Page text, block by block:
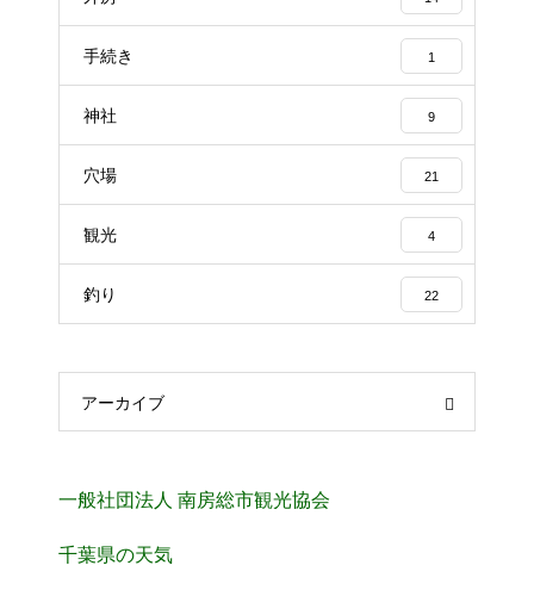
手続き 1
神社 9
穴場 21
観光 4
釣り 22
アーカイブ
一般社団法人 南房総市観光協会
千葉県の天気